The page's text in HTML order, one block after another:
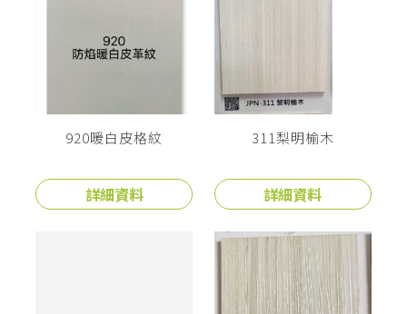
920暖白皮格紋
詳細資料
311梨明榆木
詳細資料